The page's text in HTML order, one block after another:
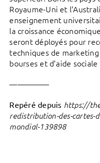
Royaume-Uni et
enseignement
la croissance
seront déployés pour
techniques de
bourses et d’aide
—————
Repéré depuis https://
redistribution-des-cartes-
mondial-139898